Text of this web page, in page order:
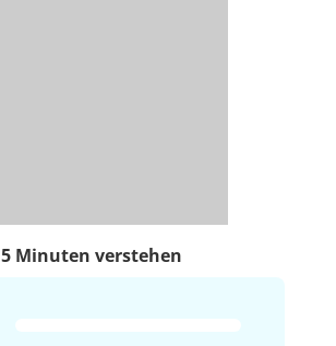
5 Minuten verstehen